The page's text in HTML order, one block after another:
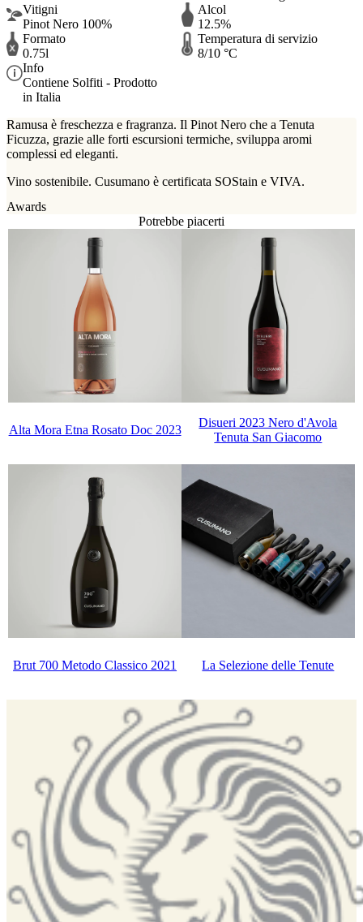
Vitigni
Pinot Nero 100%
Alcol
12.5%
Formato
0.75l
Temperatura di servizio
8/10 °C
Info
Contiene Solfiti - Prodotto
in Italia
Ramusa è freschezza e fragranza. Il Pinot Nero che a Tenuta
Ficuzza, grazie alle forti escursioni termiche, sviluppa aromi
complessi ed eleganti.
Vino sostenibile. Cusumano è certificata SOStain e VIVA.
Awards
Potrebbe piacerti
Alta Mora Etna Rosato Doc 2023
Disueri 2023 Nero d'Avola
Tenuta San Giacomo
Brut 700 Metodo Classico 2021 La Selezione delle Tenute